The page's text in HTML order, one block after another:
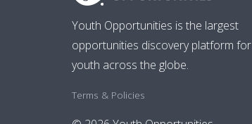
Youth Opportunities is the largest
opportunities discovery platform for
youth across the globe.
Terms & Policies